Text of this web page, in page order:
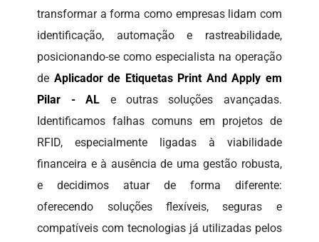
transformar a forma como empresas lidam com
identificação, automação e rastreabilidade,
posicionando-se como especialista na operação
de Aplicador de Etiquetas Print And Apply em
Pilar - AL e outras soluções avançadas.
Identificamos falhas comuns em projetos de
RFID, especialmente ligadas à viabilidade
financeira e à ausência de uma gestão robusta,
e decidimos atuar de forma diferente:
oferecendo soluções flexíveis, seguras e
compatíveis com tecnologias já utilizadas pelos